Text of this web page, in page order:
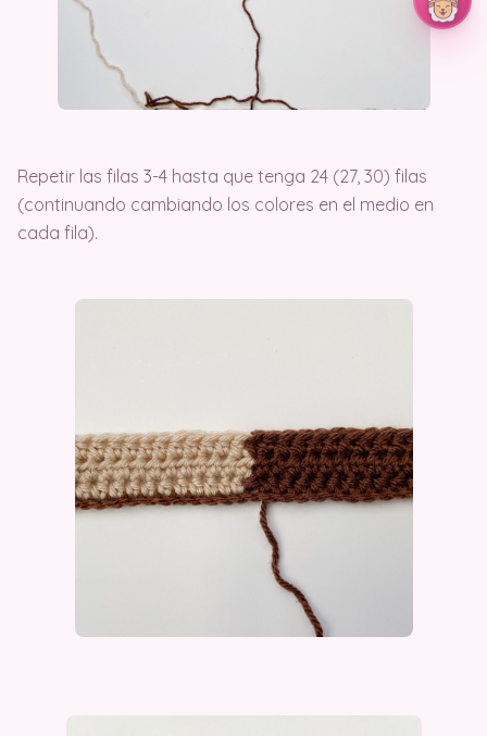
Repetir las filas 3-4 hasta que tenga 24 (27, 30) filas
(continuando cambiando los colores en el medio en
cada fila).